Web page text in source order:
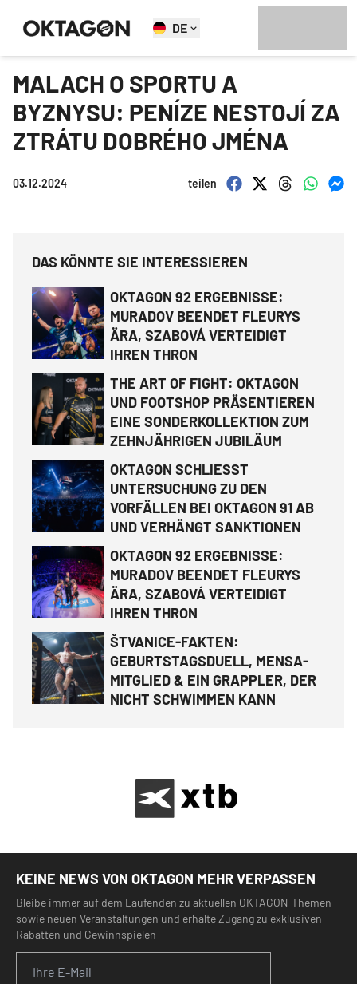
DE
MALACH O SPORTU A
BYZNYSU: PENÍZE NESTOJÍ ZA
ZTRÁTU DOBRÉHO JMÉNA
03.12.2024 teilen
DAS KÖNNTE SIE INTERESSIEREN
OKTAGON 92 ERGEBNISSE:
MURADOV BEENDET FLEURYS
ÄRA, SZABOVÁ VERTEIDIGT
IHREN THRON
THE ART OF FIGHT: OKTAGON
UND FOOTSHOP PRÄSENTIEREN
EINE SONDERKOLLEKTION ZUM
ZEHNJÄHRIGEN JUBILÄUM
OKTAGON SCHLIESST
UNTERSUCHUNG ZU DEN
VORFÄLLEN BEI OKTAGON 91 AB
UND VERHÄNGT SANKTIONEN
OKTAGON 92 ERGEBNISSE:
MURADOV BEENDET FLEURYS
ÄRA, SZABOVÁ VERTEIDIGT
IHREN THRON
ŠTVANICE-FAKTEN:
GEBURTSTAGSDUELL, MENSA-
MITGLIED & EIN GRAPPLER, DER
NICHT SCHWIMMEN KANN
KEINE NEWS VON OKTAGON MEHR VERPASSEN
Bleibe immer auf dem Laufenden zu aktuellen OKTAGON-Themen
sowie neuen Veranstaltungen und erhalte Zugang zu exklusiven
Rabatten und Gewinnspielen